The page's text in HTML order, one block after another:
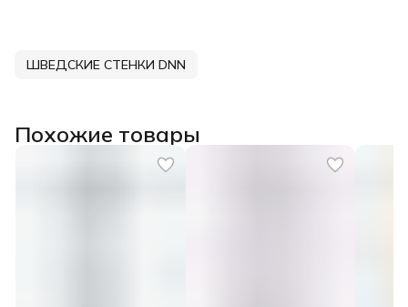
ШВЕДСКИЕ СТЕНКИ DNN
Похожие товары